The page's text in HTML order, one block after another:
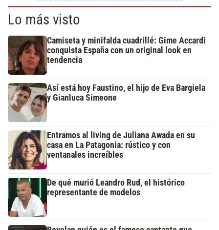
Lo más visto
Camiseta y minifalda cuadrillé: Gime Accardi
conquista España con un original look en
tendencia
Así está hoy Faustino, el hijo de Eva Bargiela
y Gianluca Simeone
Entramos al living de Juliana Awada en su
casa en La Patagonia: rústico y con
ventanales increíbles
De qué murió Leandro Rud, el histórico
representante de modelos